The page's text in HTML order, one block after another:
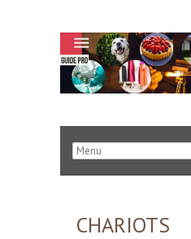
CHARIOTS